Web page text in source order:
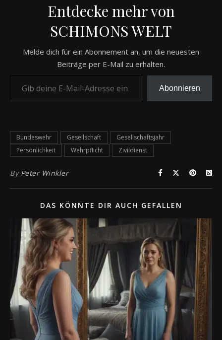
Entdecke mehr von
SCHIMONS WELT
Melde dich für ein Abonnement an, um die neuesten
Beiträge per E-Mail zu erhalten.
Abonnieren
Bundeswehr Gesellschaft
Gesellschaftsjahr
Persönlichkeit
Wehrpflicht Zivildienst
By Peter Winkler
DAS KÖNNTE DIR AUCH GEFALLEN